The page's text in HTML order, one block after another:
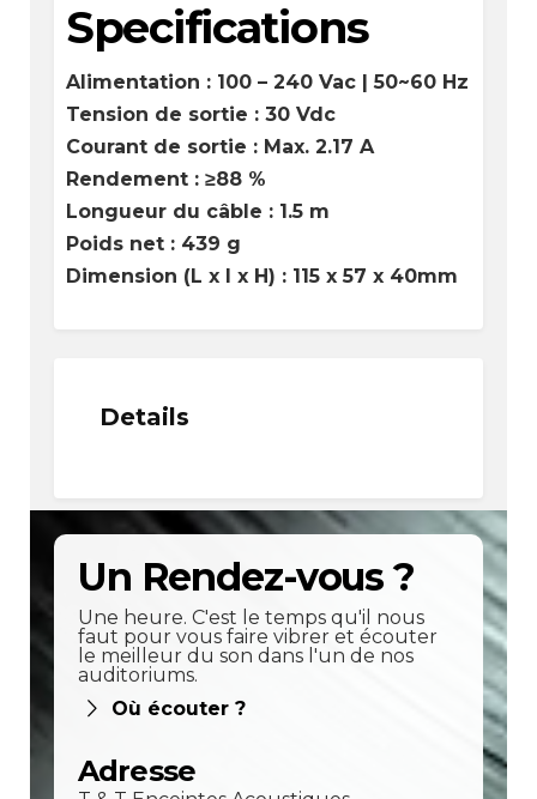
Specifications
Alimentation : 100 – 240 Vac | 50~60 Hz
Tension de sortie : 30 Vdc
Courant de sortie : Max. 2.17 A
Rendement : ≥88 %
Longueur du câble : 1.5 m
Poids net : 439 g
Dimension (L x l x H) : 115 x 57 x 40mm
Details
Un Rendez-vous ?
Une heure. C'est le temps qu'il nous
faut pour vous faire vibrer et écouter
le meilleur du son dans l'un de nos
auditoriums.
Où écouter ?
Adresse